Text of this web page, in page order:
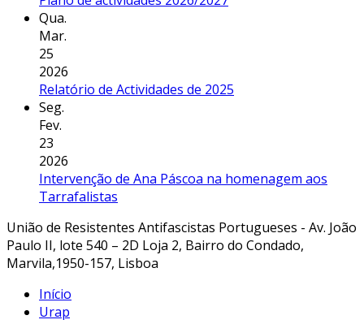
Qua.
Mar.
25
2026
Relatório de Actividades de 2025
Seg.
Fev.
23
2026
Intervenção de Ana Páscoa na homenagem aos
Tarrafalistas
União de Resistentes Antifascistas Portugueses - Av. João
Paulo II, lote 540 – 2D Loja 2, Bairro do Condado,
Marvila,1950-157, Lisboa
Início
Urap